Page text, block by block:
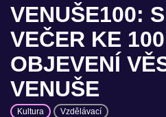
VENUŠE100:
VEČER KE
OBJEVENÍ
VENUŠE
Kultura Vzdělávací